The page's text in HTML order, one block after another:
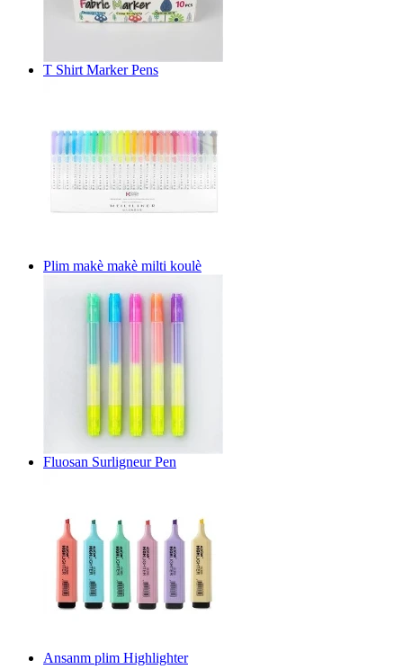
T Shirt Marker Pens
Plim makè makè milti koulè
Fluosan Surligneur Pen
Ansanm plim Highlighter